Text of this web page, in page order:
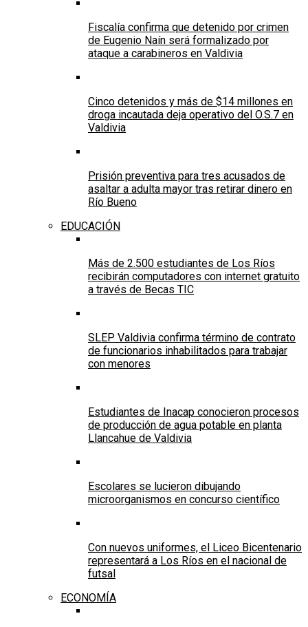
Fiscalía confirma que detenido por crimen
de Eugenio Naín será formalizado por
ataque a carabineros en Valdivia
Cinco detenidos y más de $14 millones en
droga incautada deja operativo del O.S.7 en
Valdivia
Prisión preventiva para tres acusados de
asaltar a adulta mayor tras retirar dinero en
Río Bueno
EDUCACIÓN
Más de 2.500 estudiantes de Los Ríos
recibirán computadores con internet gratuito
a través de Becas TIC
SLEP Valdivia confirma término de contrato
de funcionarios inhabilitados para trabajar
con menores
Estudiantes de Inacap conocieron procesos
de producción de agua potable en planta
Llancahue de Valdivia
Escolares se lucieron dibujando
microorganismos en concurso científico
Con nuevos uniformes, el Liceo Bicentenario
representará a Los Ríos en el nacional de
futsal
ECONOMÍA